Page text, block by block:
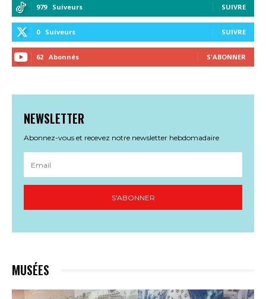
979 Suiveurs SUIVRE
0 Suiveurs SUIVRE
62 Abonnés S'ABONNER
NEWSLETTER
Abonnez-vous et recevez notre newsletter hebdomadaire
S'ABONNER
MUSÉES